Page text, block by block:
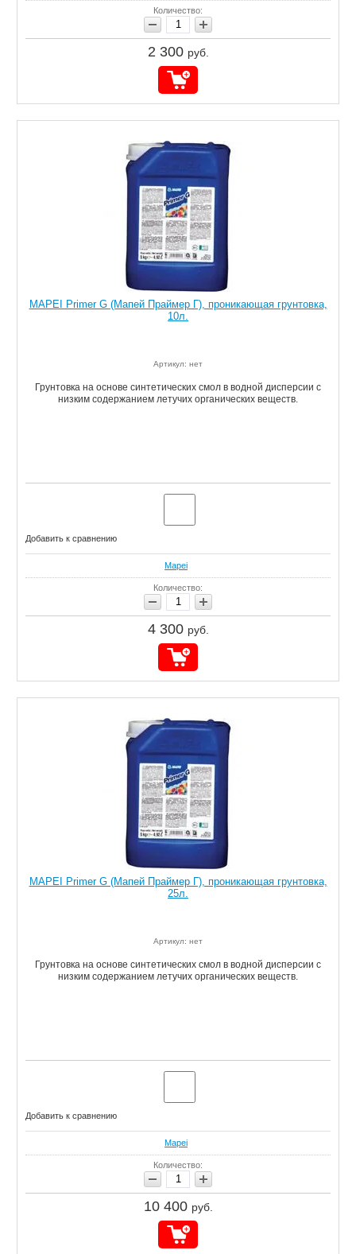
Количество:
2 300 руб.
MAPEI Primer G (Мапей Праймер Г), проникающая грунтовка,
10л.
Артикул: нет
Грунтовка на основе синтетических смол в водной дисперсии с
низким содержанием летучих органических веществ.
Добавить к сравнению
Mapei
Количество:
4 300 руб.
MAPEI Primer G (Мапей Праймер Г), проникающая грунтовка,
25л.
Артикул: нет
Грунтовка на основе синтетических смол в водной дисперсии с
низким содержанием летучих органических веществ.
Добавить к сравнению
Mapei
Количество:
10 400 руб.